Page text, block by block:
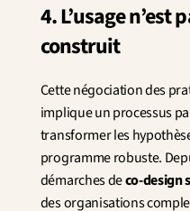
4. L’usage n’est
construit
Cette négociation des
implique un processus
transformer les
programme robuste.
démarches de co-design
des organisations